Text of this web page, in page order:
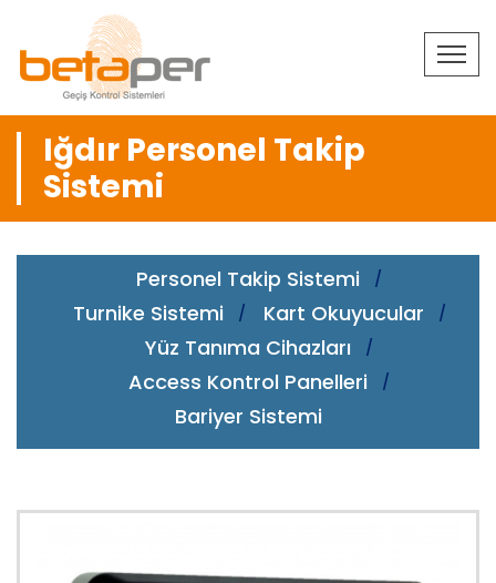
Iğdır Personel Takip
Sistemi
Personel Takip Sistemi
Turnike Sistemi
Kart Okuyucular
Yüz Tanıma Cihazları
Access Kontrol Panelleri
Bariyer Sistemi